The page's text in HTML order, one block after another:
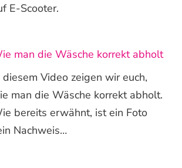
E-Scooter.
man die Wäsche korrekt abholt
diesem Video zeigen wir euch,
man die Wäsche korrekt abholt.
bereits erwähnt, ist ein Foto
Nachweis…